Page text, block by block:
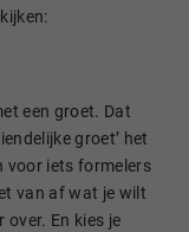
een groet. Dat
groet’ het
voor iets formelers
van af wat je wilt
over. En kies je